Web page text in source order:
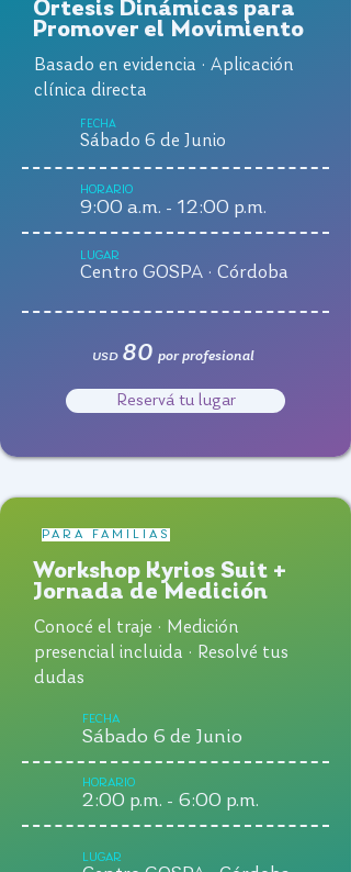
Ortesis Dinámicas para
Promover el Movimiento
Basado en evidencia · Aplicación
clínica directa
FECHA
Sábado 6 de Junio
HORARIO
9:00 a.m. - 12:00 p.m.
LUGAR
Centro GOSPA · Córdoba
USD 80 por profesional
Reservá tu lugar
PARA FAMILIAS
Workshop Kyrios Suit +
Jornada de Medición
Conocé el traje · Medición
presencial incluida · Resolvé tus
dudas
FECHA
Sábado 6 de Junio
HORARIO
2:00 p.m. - 6:00 p.m.
LUGAR